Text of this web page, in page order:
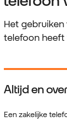
Het gebruiken
telefoon heeft
Altijd en
Een zakelijke